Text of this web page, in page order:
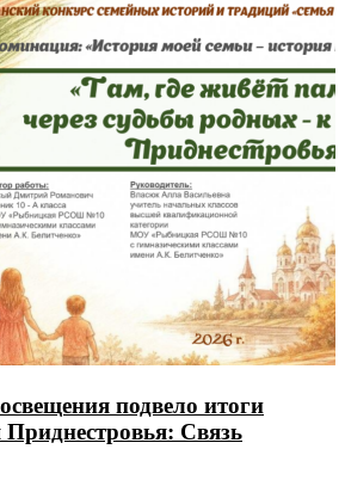
подвело итоги
Связь